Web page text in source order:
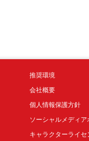
推奨環境
会社概要
個人情報保護方針
ソーシャルメディア
キャラクターライセ